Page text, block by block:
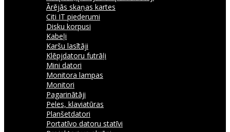
Ārējās skaņas kartes
Citi IT piederumi
Disku korpusi
Kabeļi
Karšu lasītāji
Klēpjdatoru futrāļi
Mini datori
Monitora lampas
Monitori
Pagarinātāji
Peles, klaviatūras
Planšetdatori
Portatīvo datoru statīvi